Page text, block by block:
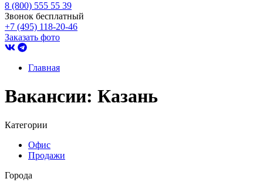
8 (800) 555 55 39
Звонок бесплатный
+7 (495) 118-20-46
Заказать фото
Главная
Вакансии: Казань
Категории
Офис
Продажи
Города